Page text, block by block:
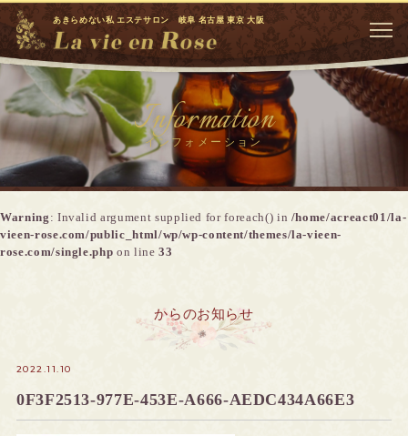
あきらめない私 エステサロン 岐阜 名古屋 東京 大阪
Information
インフォメーション
Warning : Invalid argument supplied for foreach() in /home/acreact01/la-
vieen-rose.com/public_html/wp/wp-content/themes/la-vieen-
rose.com/single.php on line33
からのお知らせ
2022.11.10
0F3F2513-977E-453E-A666-AEDC434A66E3